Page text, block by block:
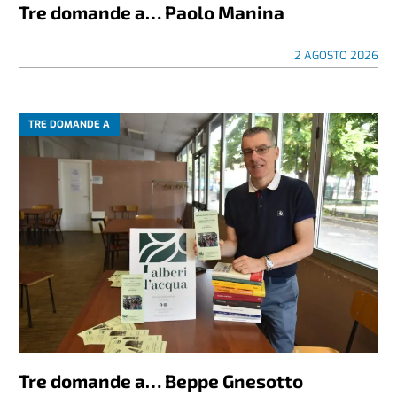
Tre domande a… Paolo Manina
2 AGOSTO 2026
TRE DOMANDE A
Tre domande a… Beppe Gnesotto